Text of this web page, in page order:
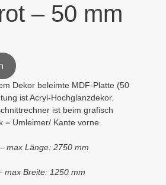
– 50 mm
Dekor beleimte MDF-Platte (50
ist Acryl-Hochglanzdekor.
ist beim grafisch
= Umleimer/ Kante vorne.
max Länge: 2750 mm
Breite: 1250 mm